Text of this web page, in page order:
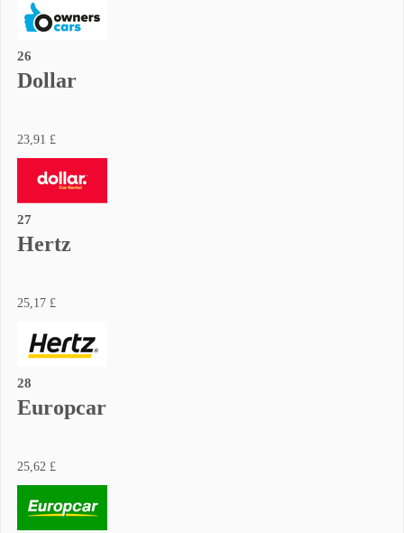
26
Dollar
23,91 £
27
Hertz
25,17 £
28
Europcar
25,62 £